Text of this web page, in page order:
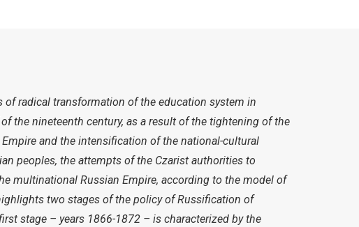
of radical transformation of the education system in
the nineteenth century, as a result of the tightening of the
and the intensification of the national-cultural
peoples, the attempts of the Czarist authorities to
multinational Russian Empire, according to the model of
two stages of the policy of Russification of
stage – years 1866-1872 – is characterized by the